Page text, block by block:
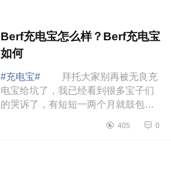
Berf充电宝怎么样？Berf充电宝
如何
#充电宝#
拜托大家别再被无良充
电宝给坑了，我已经看到很多宝子们
的哭诉了，有短短一两个月就鼓包
影响电池寿命，甚至发生自燃的充电
405 0